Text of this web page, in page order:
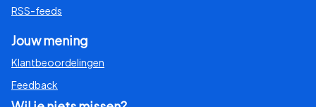
RSS-feeds
Jouw mening
Klantbeoordelingen
Feedback